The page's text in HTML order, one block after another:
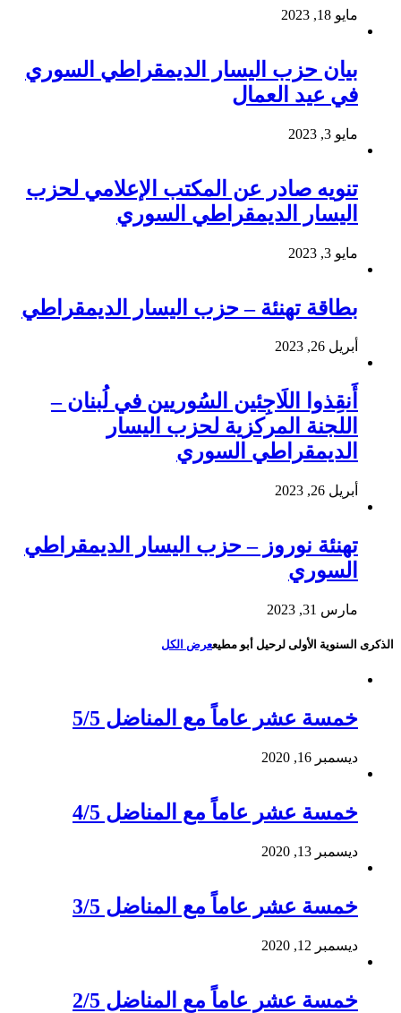
مايو 18, 2023
بيان حزب اليسار الديمقراطي السوري
في عيد العمال
مايو 3, 2023
تنويه صادر عن المكتب الإعلامي لحزب
اليسار الديمقراطي السوري
مايو 3, 2023
بطاقة تهنئة – حزب اليسار الديمقراطي
أبريل 26, 2023
أَنقِذوا اللَاجِئين السُوريين في لُبنان –
اللجنة المركزية لحزب اليسار
الديمقراطي السوري
أبريل 26, 2023
تهنئة نوروز – حزب اليسار الديمقراطي
السوري
مارس 31, 2023
الذكرى السنوية الأولى لرحيل أبو مطيععرض الكل
خمسة عشر عاماً مع المناضل 5/5
ديسمبر 16, 2020
خمسة عشر عاماً مع المناضل 4/5
ديسمبر 13, 2020
خمسة عشر عاماً مع المناضل 3/5
ديسمبر 12, 2020
خمسة عشر عاماً مع المناضل 2/5